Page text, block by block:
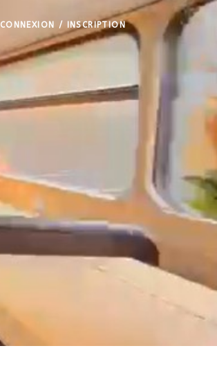
CONNEXION / INSCRIPTION